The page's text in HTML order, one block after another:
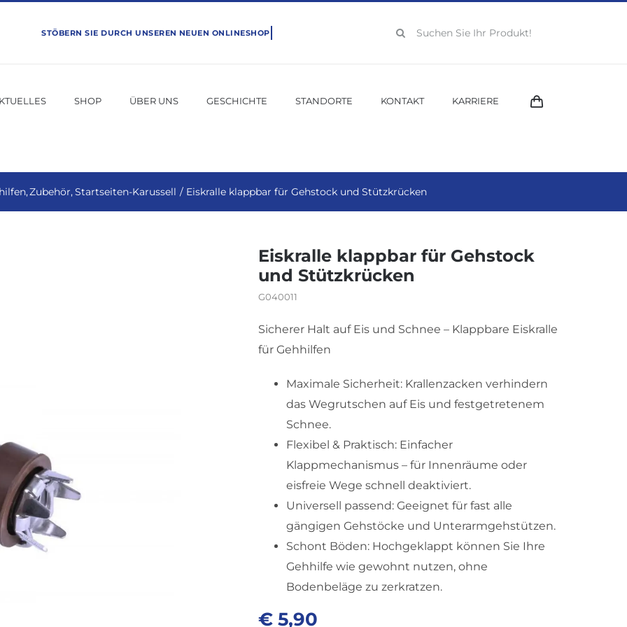
Suche
SHOP ÜBER UNS GESCHICHTE STANDORTE KONTAKT KARRIERE
Zubehör Startseiten-Karussell Eiskralle klappbar für Gehstock und Stützkrücken
Eiskralle klappbar für Gehstock
und Stützkrücken
G040011
Sicherer Halt auf Eis und Schnee – Klappbare Eiskralle
für Gehhilfen
Maximale Sicherheit: Krallenzacken verhindern
das Wegrutschen auf Eis und festgetretenem
Schnee.
Flexibel & Praktisch: Einfacher
Klappmechanismus – für Innenräume oder
eisfreie Wege schnell deaktiviert.
Universell passend: Geeignet für fast alle
gängigen Gehstöcke und Unterarmgehstützen.
Schont Böden: Hochgeklappt können Sie Ihre
Gehhilfe wie gewohnt nutzen, ohne
Bodenbeläge zu zerkratzen.
€ 5,90